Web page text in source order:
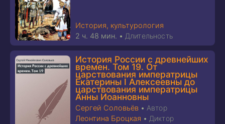
История, культурология
2 ч. 48 мин. • Длительность
История России с древнейших
времен. Том 19. От
царствования императрицы
Екатерины I Алексеевны до
царствования императрицы
Анны Иоанновны
Сергей Соловьёв • Автор
Леонтина Броцкая • Диктор